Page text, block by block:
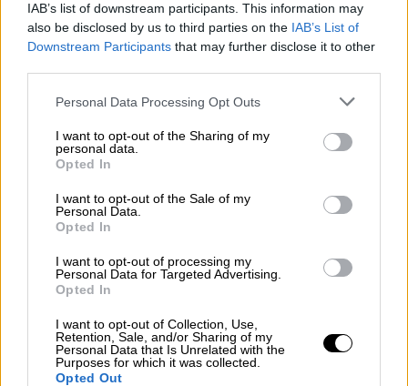
IAB’s list of downstream participants. This information may
also be disclosed by us to third parties on the IAB’s List of
Downstream Participants that may further disclose it to other
Please note that this website/app uses one or more Google
not limited to your visit or usage behaviour. You may click to
grant or deny consent to Google and its third-party tags to
use your data for below specified purposes in below Google
consent section.
Personal Data Processing Opt Outs
I want to opt-out of the Sharing of my
personal data.
Opted In
I want to opt-out of the Sale of my
Personal Data.
Opted In
I want to opt-out of processing my
Personal Data for Targeted Advertising.
Opted In
I want to opt-out of Collection, Use,
Retention, Sale, and/or Sharing of my
Personal Data that Is Unrelated with the
Purposes for which it was collected.
Opted Out
Αφού κάθισε ξανά, ο Smith φώναξε στον
Rock να «κρατήσει το όνομα της γυναίκας
μου μακριά από το γ@μ@@@@ο στόμα σου».
Όταν ο Ροκ , διαμαρτυρήθηκε ότι επρόκειτο
απλώς για ένα αστείο «GI Jane» (όπου
πρωταγωνιστείγυναίκα πεζοναύτης
έχει
κοντοκουρεμένα μαλλιά), ο Smith επανέλαβε
video